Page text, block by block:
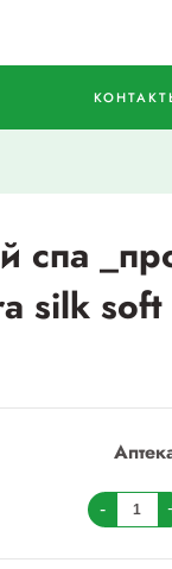
спа
silk
-
товара
Дей